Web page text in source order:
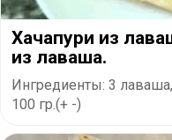
Хачапури из
из лаваша.
Ингредиенты: 3
100 гр.(+ -)